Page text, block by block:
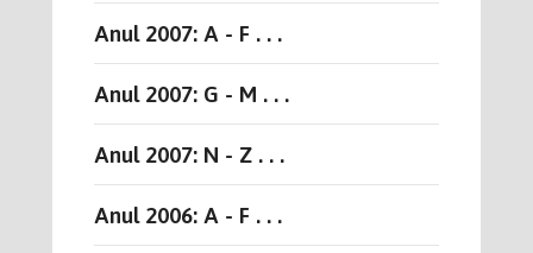
Anul 2007: A - F . . .
Anul 2007: G - M . . .
Anul 2007: N - Z . . .
Anul 2006: A - F . . .